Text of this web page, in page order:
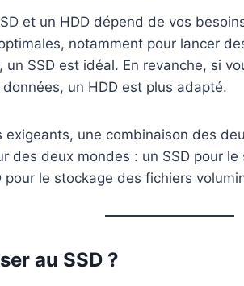
et un HDD dépend de vos
notamment pour lancer
un SSD est idéal. En revanche, si
un HDD est plus adapté.
exigeants, une combinaison des
des deux mondes : un SSD pour le
pour le stockage des fichiers
au SSD ?